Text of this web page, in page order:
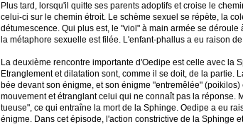
Plus tard, lorsqu'il quitte ses parents adoptifs et croise le
celui-ci sur le chemin étroit. Le schème sexuel se répète, la
détumescence. Qui plus est, le "viol" à main armée se
la métaphore sexuelle est filée. L'enfant-phallus a eu raison
La deuxième rencontre importante d'Oedipe est celle avec la
Etranglement et dilatation sont, comme il se doit, de la
bée devant son énigme, et son énigme "entremêlée"
mouvement et étranglant celui qui ne connaît pas la réponse.
tueuse", ce qui entraîne la mort de la Sphinge. Oedipe a eu
énigme. Dans cet épisode, l'action constrictive de la Sphinge